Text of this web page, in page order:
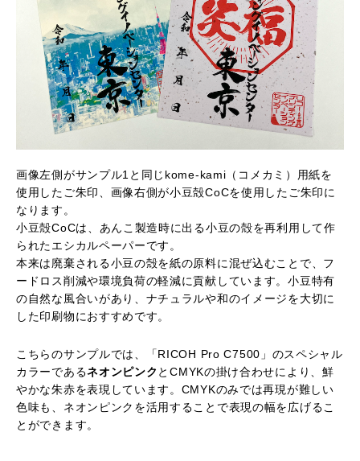
画像左側がサンプル1と同じkome-kami（コメカミ）用紙を
使用したご朱印、画像右側が小豆殻CoCを使用したご朱印に
なります。
小豆殻CoCは、あんこ製造時に出る小豆の殻を再利用して作
られたエシカルペーパーです。
本来は廃棄される小豆の殻を紙の原料に混ぜ込むことで、フ
ードロス削減や環境負荷の軽減に貢献しています。小豆特有
の自然な風合いがあり、ナチュラルや和のイメージを大切に
した印刷物におすすめです。
こちらのサンプルでは、「RICOH Pro C7500」のスペシャル
カラーであるネオンピンク とCMYKの掛け合わせにより、鮮
やかな朱赤を表現しています。CMYKのみでは再現が難しい
色味も、ネオンピンクを活用することで表現の幅を広げるこ
とができます。